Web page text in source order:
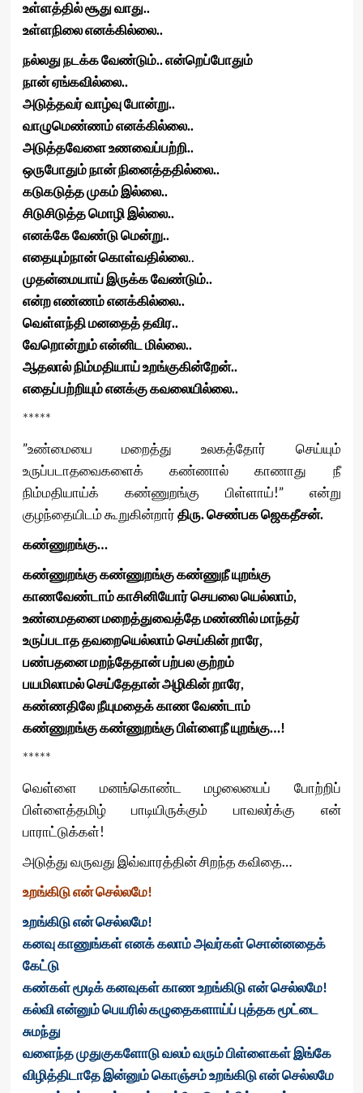
உள்ளத்தில் சூது வாது..
உள்ளநிலை எனக்கில்லை..
நல்லது நடக்க வேண்டும்.. என்றெப்போதும்
நான் ஏங்கவில்லை..
அடுத்தவர் வாழ்வு போன்று..
வாழுமெண்ணம் எனக்கில்லை..
அடுத்தவேளை உணவைப்பற்றி..
ஒருபோதும் நான் நினைத்ததில்லை..
கடுகடுத்த முகம் இல்லை..
சிடுசிடுத்த மொழி இல்லை..
எனக்கே வேண்டு மென்று..
எதையும்நான் கொள்வதில்லை..
முதன்மையாய் இருக்க வேண்டும்..
என்ற எண்ணம் எனக்கில்லை..
வெள்ளந்தி மனதைத் தவிர..
வேறொன்றும் என்னிட மில்லை..
ஆதலால் நிம்மதியாய் உறங்குகின்றேன்..
எதைப்பற்றியும் எனக்கு கவலையில்லை..
*****
”உண்மையை மறைத்து உலகத்தோர் செய்யும்
உருப்படாதவைகளைக் கண்ணால் காணாது நீ
நிம்மதியாய்க் கண்ணுறங்கு பிள்ளாய்!” என்று
குழந்தையிடம் கூறுகின்றார்திரு. செண்பக ஜெகதீசன்.
கண்ணுறங்கு…
கண்ணுறங்கு கண்ணுறங்கு கண்ணுநீ யுறங்கு
காணவேண்டாம் காசினியோர் செயலை யெல்லாம்,
உண்மைதனை மறைத்துவைத்தே மண்ணில் மாந்தர்
உருப்படாத தவறையெல்லாம் செய்கின் றாரே,
பண்பதனை மறந்தேதான் பற்பல குற்றம்
பயமிலாமல் செய்தேதான் அழிகின் றாரே,
கண்ணதிலே நீயுமதைக் காண வேண்டாம்
கண்ணுறங்கு கண்ணுறங்கு பிள்ளைநீ யுறங்கு…!
*****
வெள்ளை மனங்கொண்ட மழலையைப் போற்றிப்
பிள்ளைத்தமிழ் பாடியிருக்கும் பாவலர்க்கு என்
பாராட்டுக்கள்!
அடுத்து வருவது இவ்வாரத்தின் சிறந்த கவிதை…
உறங்கிடு என் செல்லமே!
உறங்கிடு என் செல்லமே!
கனவு காணுங்கள் எனக் கலாம் அவர்கள் சொன்னதைக்
கேட்டு
கண்கள் மூடிக் கனவுகள் காண உறங்கிடு என் செல்லமே!
கல்வி என்னும் பெயரில் கழுதைகளாய்ப் புத்தக மூட்டை
சுமந்து
வளைந்த முதுகுகளோடு வலம் வரும் பிள்ளைகள் இங்கே
விழித்திடாதே இன்னும் கொஞ்சம் உறங்கிடு என் செல்லமே